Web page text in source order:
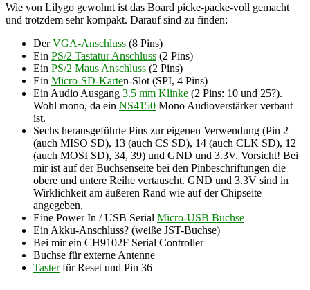
Wie von Lilygo gewohnt ist das Board picke-packe-voll gemacht
und trotzdem sehr kompakt. Darauf sind zu finden:
DerVGA-Anschluss (8 Pins)
Ein PS/2 Tastatur Anschluss (2 Pins)
Ein PS/2 Maus Anschluss (2 Pins)
Ein Micro-SD-Karten-Slot (SPI, 4 Pins)
Ein Audio Ausgang 3.5 mm Klinke (2 Pins: 10 und 25?).
Wohl mono, da ein NS4150 Mono Audioverstärker verbaut
ist.
Sechs herausgeführte Pins zur eigenen Verwendung (Pin 2
(auch MISO SD), 13 (auch CS SD), 14 (auch CLK SD), 12
(auch MOSI SD), 34, 39) und GND und 3.3V. Vorsicht! Bei
mir ist auf der Buchsenseite bei den Pinbeschriftungen die
obere und untere Reihe vertauscht. GND und 3.3V sind in
Wirklichkeit am äußeren Rand wie auf der Chipseite
angegeben.
Eine Power In / USB Serial Micro-USB Buchse
Ein Akku-Anschluss? (weiße JST-Buchse)
Bei mir ein CH9102F Serial Controller
Buchse für externe Antenne
Tasterfür Reset und Pin 36